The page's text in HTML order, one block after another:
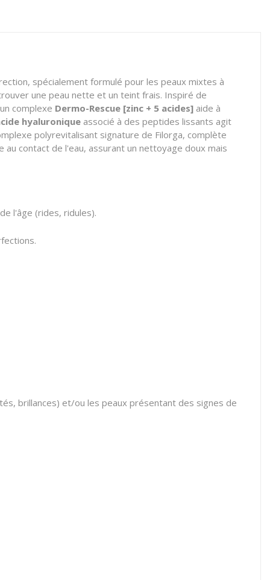
spécialement formulé pour les peaux mixtes à
une peau nette et un teint frais. Inspiré de
complexe Dermo-Rescue [zinc + 5 acides] aide à
hyaluronique associé à des peptides lissants agit
polyrevitalisant signature de Filorga, complète
au contact de l'eau, assurant un nettoyage doux mais
l'âge (rides, ridules).
brillances) et/ou les peaux présentant des signes de